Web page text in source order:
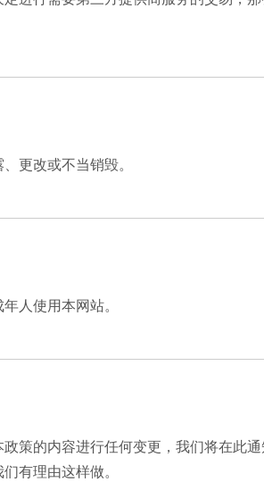
更改或不当销毁。
人使用本网站。
策的内容进行任何变更，我们将在此通
有理由这样做。